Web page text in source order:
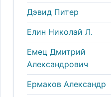
Дэвид Питер
Елин Николай Л.
Емец Дмитрий
Александрович
Ермаков Александр